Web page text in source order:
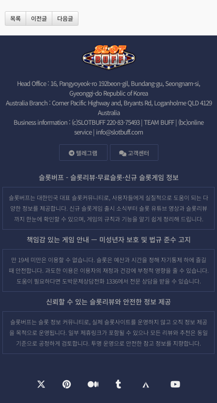
목록 이전글 다음글
Head Office : 16, Pangyoyeok-ro 192beon-gil, Bundang-gu, Seongnam-si,
Gyeonggi-do Republic of Korea
Australia Branch : Corner Pacific Highway and, Bryants Rd, Loganholme QLD 4129
Australia
Business information : (c)SLOTBUFF 220-83-75493 | TEAM BUFF | (bc)online
service | info@slotbuff.com
텔레그램 고객센터
슬롯버프 - 슬롯리뷰·무료슬롯·신규 슬롯게임 정보
슬롯버프는 대한민국 대표 슬롯커뮤니티로, 사용자들에게 실질적으로 도움이 되는 다
양한 정보를 제공합니다. 신규 슬롯게임 출시 소식부터 슬롯 유튜브 영상과 슬롯리뷰
까지 한눈에 확인할 수 있으며, 게임의 규칙과 기능을 알기 쉽게 정리해 드립니다.
책임감 있는 게임 안내 — 미성년자 보호 및 법규 준수 고지
만 19세 미만은 이용할 수 없습니다. 슬롯은 예산과 시간을 정해 자기통제 하에 즐길
때 안전합니다. 과도한 이용은 이용자의 재정과 건강에 부정적 영향을 줄 수 있습니다.
도움이 필요하다면 도박문제상담전화 1336에서 전문 상담을 받을 수 있습니다.
신뢰할 수 있는 슬롯리뷰와 안전한 정보 제공
슬롯버프는 슬롯 정보 커뮤니티로, 실제 슬롯사이트를 운영하지 않고 오직 정보 제공
을 목적으로 운영됩니다. 일부 제휴링크가 포함될 수 있으나 모든 리뷰와 추천은 동일
기준으로 공정하게 검토합니다. 투명 운영으로 안전한 참고 정보를 지향합니다.